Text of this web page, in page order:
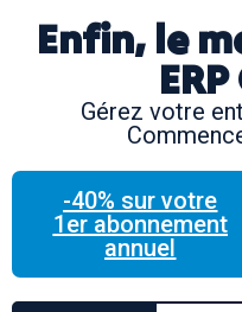
Enfin, le
Gérez votre
-40% sur votre
1er abonnement
annuel